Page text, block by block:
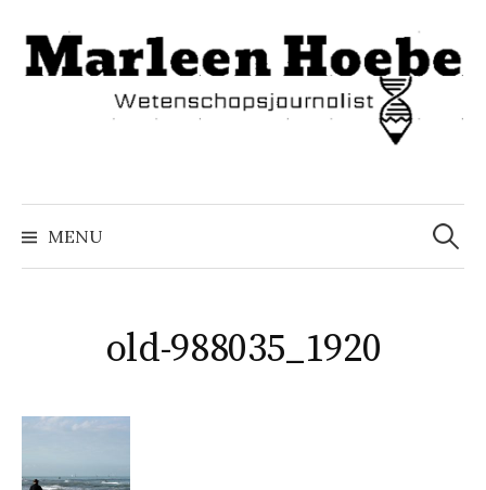
inhoud
springen
MENU
Zoeken
naar:
old-988035_1920